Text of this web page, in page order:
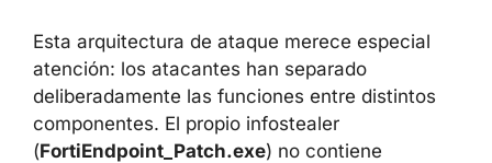
del infostealer se envían al servidor de
mando y control mediante HTTP POST.
Esta arquitectura de ataque merece especial
atención: los atacantes han separado